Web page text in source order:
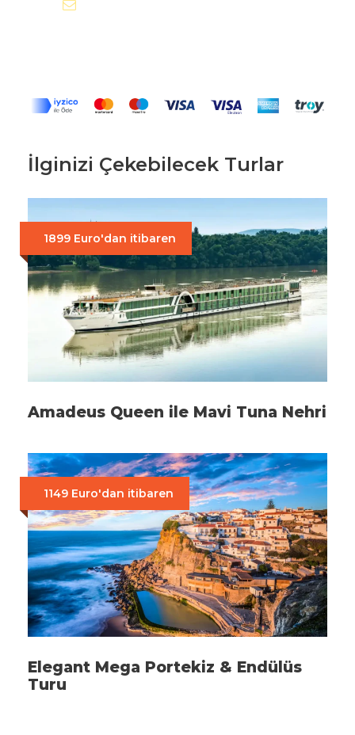
İlginizi Çekebilecek Turlar
1899 Euro'dan itibaren
Amadeus Queen ile Mavi Tuna Nehri
1149 Euro'dan itibaren
Elegant Mega Portekiz & Endülüs
Turu